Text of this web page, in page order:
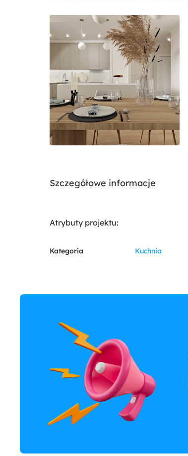
Szczegółowe informacje
Atrybuty projektu:
Kategoria Kuchnia